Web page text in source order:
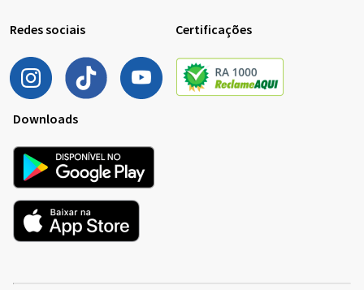
Redes sociais Certificações
Downloads